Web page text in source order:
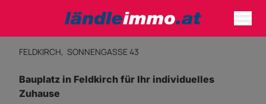
FELDKIRCH, SONNENGASSE 43
Bauplatz in Feldkirch für Ihr individuelles
Zuhause